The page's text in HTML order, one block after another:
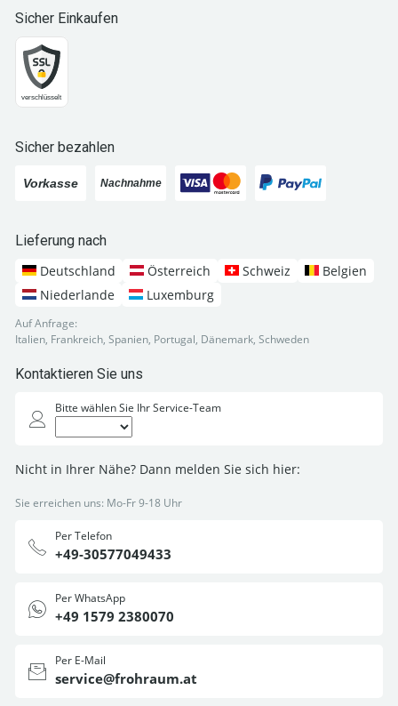
Sicher Einkaufen
Sicher bezahlen
Lieferung nach
Deutschland
Österreich Schweiz
Belgien
Niederlande
Luxemburg
Auf Anfrage:
Italien, Frankreich, Spanien, Portugal, Dänemark, Schweden
Kontaktieren Sie uns
Bitte wählen Sie Ihr Service-Team
Nicht in Ihrer Nähe? Dann melden Sie sich hier:
Sie erreichen uns: Mo-Fr 9-18 Uhr
Per Telefon
+49-30577049433
Per WhatsApp
+49 1579 2380070
Per E-Mail
service@frohraum.at